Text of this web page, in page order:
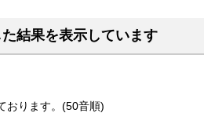
結果を表示しています
おります。(50音順)